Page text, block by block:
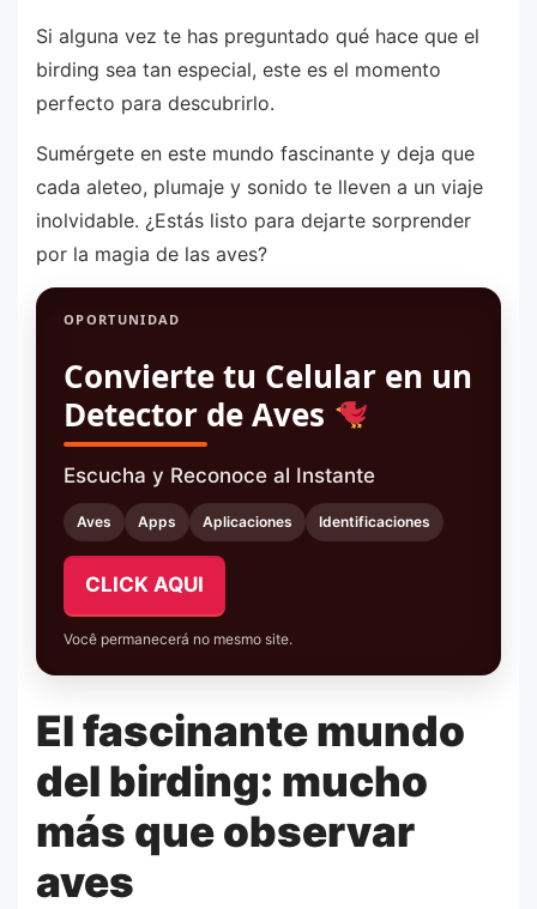
Si alguna vez te has preguntado qué hace que el
birding sea tan especial, este es el momento
perfecto para descubrirlo.
Sumérgete en este mundo fascinante y deja que
cada aleteo, plumaje y sonido te lleven a un viaje
inolvidable. ¿Estás listo para dejarte sorprender
por la magia de las aves?
OPORTUNIDAD
Convierte tu Celular en un
Detector de Aves
Escucha y Reconoce al Instante
Aves Apps Aplicaciones Identificaciones
CLICK AQUI
Você permanecerá no mesmo site.
El fascinante mundo
del birding: mucho
más que observar
aves